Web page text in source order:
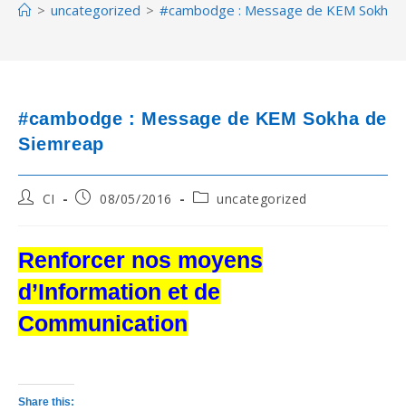
> uncategorized > #cambodge : Message de KEM Sokha
#cambodge : Message de KEM Sokha de
Siemreap
PostCI
Post08/05/2016
Postuncategorized
Renforcer nos moyens
d’Information et de
Communication
Share this: